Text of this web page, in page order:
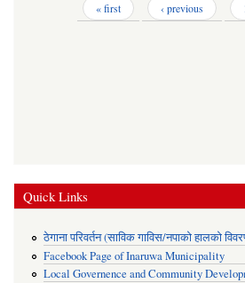
« first ‹ previous
Quick Links
ठेगाना परिवर्तन (साविक गाविस/नपाको हालको
Facebook Page of Inaruwa Municipality
Local Governence and Community